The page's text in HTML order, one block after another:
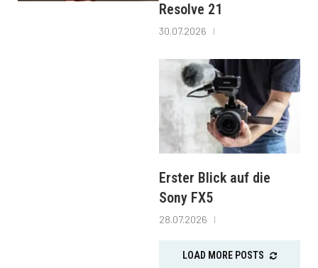
Resolve 21
30.07.2026
Erster Blick auf die
Sony FX5
28.07.2026
LOAD MORE POSTS